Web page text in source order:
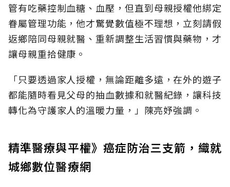
管有吃藥控制血糖、血壓，但直到母親授權他綁定
眷屬管理功能，他才驚覺數值極不理想，立刻請假
返鄉陪同母親就醫、重新調整生活習慣與藥物，才
讓母親重拾健康。
「只要透過家人授權，無論距離多遠，在外的遊子
都能隨時看見父母的抽血數據和就醫紀錄，讓科技
轉化為守護家人的溫暖力量，」陳亮妤強調。
精準醫療與平權》癌症防治三支箭，織就
城鄉數位醫療網